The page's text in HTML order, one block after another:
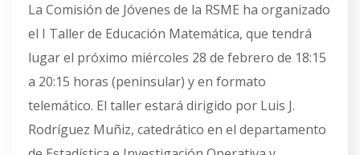
La Comisión de Jóvenes de la RSME ha organizado
el I Taller de Educación Matemática, que tendrá
lugar el próximo miércoles 28 de febrero de 18:15
a 20:15 horas (peninsular) y en formato
telemático. El taller estará dirigido por Luis J.
Rodríguez Muñiz, catedrático en el departamento